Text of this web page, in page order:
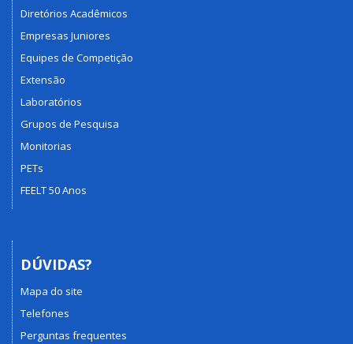
Diretórios Acadêmicos
Empresas Juniores
Equipes de Competição
Extensão
Laboratórios
Grupos de Pesquisa
Monitorias
PETs
FEELT 50 Anos
DÚVIDAS?
Mapa do site
Telefones
Perguntas frequentes